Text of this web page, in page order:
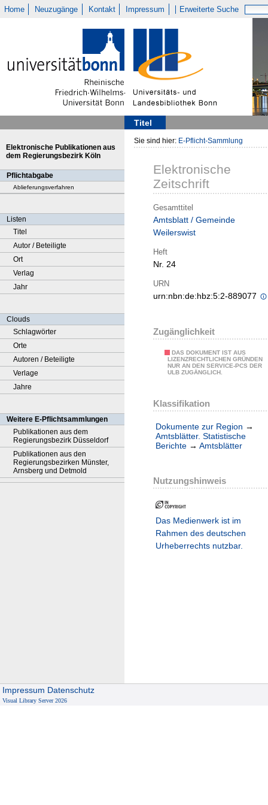
Home Neuzugänge Kontakt Impressum Erweiterte Suche
Titel
Elektronische Publikationen aus
dem Regierungsbezirk Köln
Pflichtabgabe
Ablieferungsverfahren
Listen
Titel
Autor / Beteiligte
Ort
Verlag
Jahr
Clouds
Schlagwörter
Orte
Autoren / Beteiligte
Verlage
Jahre
Weitere E-Pflichtsammlungen
Publikationen aus dem
Regierungsbezirk Düsseldorf
Publikationen aus den
Regierungsbezirken Münster,
Arnsberg und Detmold
Sie sind hier: E-Pflicht-Sammlung
Elektronische
Zeitschrift
Gesamttitel
Amtsblatt / Gemeinde
Weilerswist
Heft
Nr. 24
URN
urn:nbn:de:hbz:5:2-889077
Zugänglichkeit
DAS DOKUMENT IST AUS
LIZENZRECHTLICHEN GRÜNDEN
NUR AN DEN SERVICE-PCS DER
ULB ZUGÄNGLICH.
Klassifikation
Dokumente zur Region →
Amtsblätter. Statistische
Berichte → Amtsblätter
Nutzungshinweis
Das Medienwerk ist im
Rahmen des deutschen
Urheberrechts nutzbar.
Impressum Datenschutz
Visual Library Server 2026